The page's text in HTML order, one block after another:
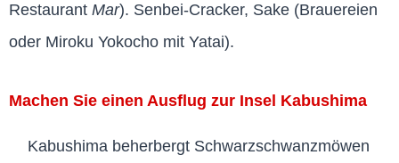
Restaurant Mar). Senbei-Cracker, Sake (Brauereien
oder Miroku Yokocho mit Yatai).
Machen Sie einen Ausflug zur Insel Kabushima
Kabushima beherbergt Schwarzschwanzmöwen